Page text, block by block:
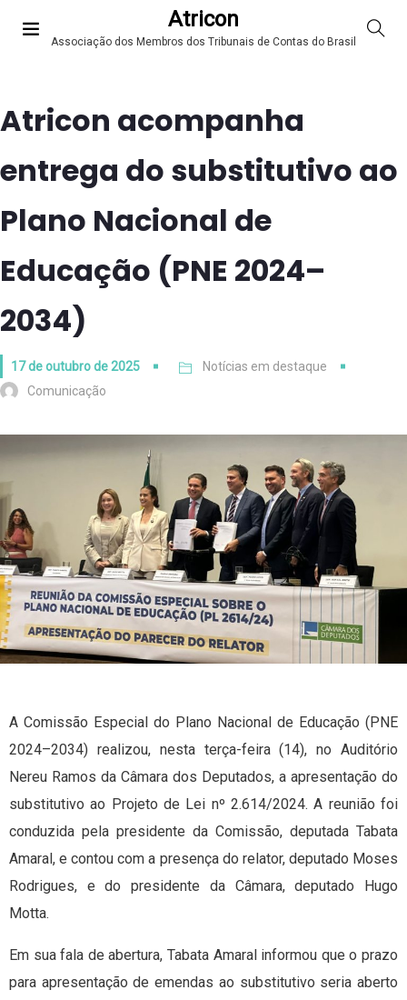
Atricon
Associação dos Membros dos Tribunais de Contas do Brasil
Atricon acompanha
entrega do substitutivo ao
Plano Nacional de
Educação (PNE 2024–
2034)
17 de outubro de 2025
Notícias em destaque
Comunicação
A Comissão Especial do Plano Nacional de Educação (PNE
2024–2034) realizou, nesta terça-feira (14), no Auditório
Nereu Ramos da Câmara dos Deputados, a apresentação do
substitutivo ao Projeto de Lei nº 2.614/2024. A reunião foi
conduzida pela presidente da Comissão, deputada Tabata
Amaral, e contou com a presença do relator, deputado Moses
Rodrigues, e do presidente da Câmara, deputado Hugo
Motta.
Em sua fala de abertura, Tabata Amaral informou que o prazo
para apresentação de emendas ao substitutivo seria aberto